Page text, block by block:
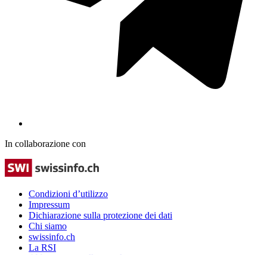
In collaborazione con
Condizioni d’utilizzo
Impressum
Dichiarazione sulla protezione dei dati
Chi siamo
swissinfo.ch
La RSI